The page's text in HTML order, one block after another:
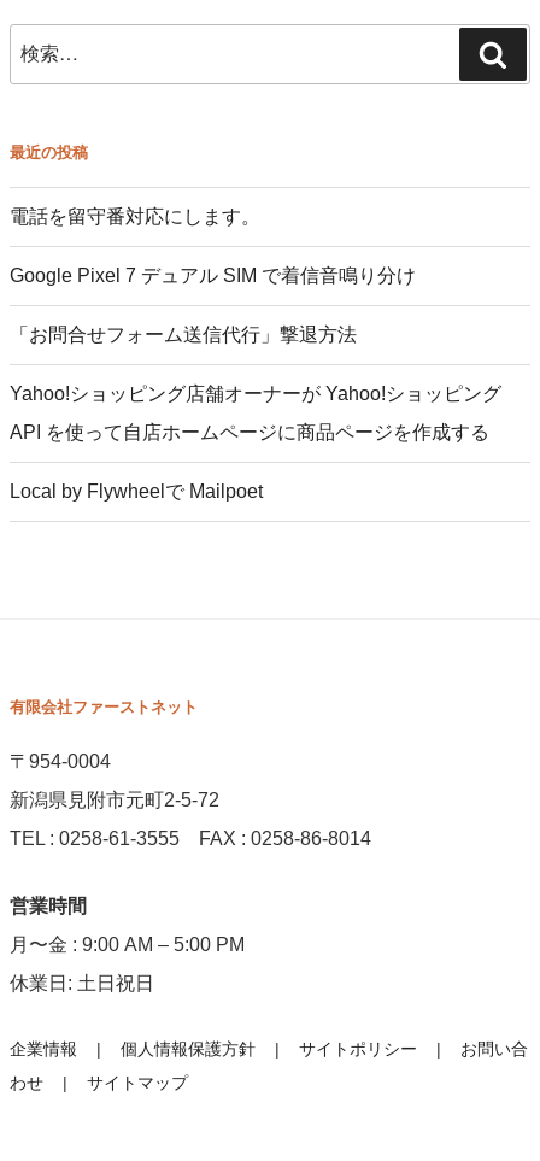
検
索:
最近の投稿
電話を留守番対応にします。
Google Pixel 7 デュアル SIM で着信音鳴り分け
「お問合せフォーム送信代行」撃退方法
Yahoo!ショッピング店舗オーナーが Yahoo!ショッピング
API を使って自店ホームページに商品ページを作成する
Local by Flywheelで Mailpoet
有限会社ファーストネット
〒954-0004
新潟県見附市元町2-5-72
TEL : 0258-61-3555 FAX : 0258-86-8014
営業時間
月〜金 : 9:00 AM – 5:00 PM
休業日: 土日祝日
企業情報 個人情報保護方針 サイトポリシー
お問い合
わせ
サイトマップ